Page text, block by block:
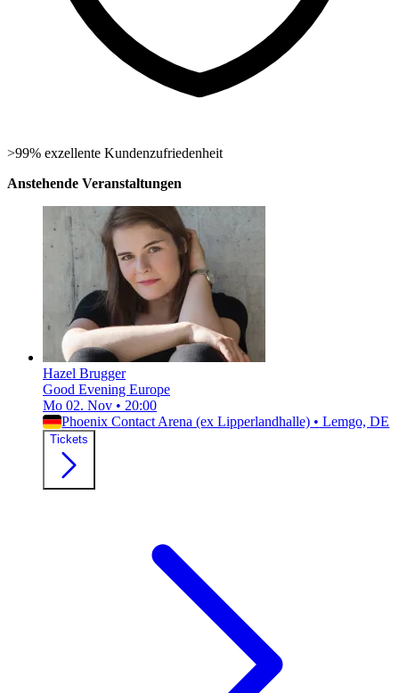
>99% exzellente Kundenzufriedenheit
Anstehende Veranstaltungen
Hazel Brugger
Good Evening Europe
Mo 02. Nov • 20:00
Phoenix Contact Arena (ex Lipperlandhalle) • Lemgo, DE
Tickets